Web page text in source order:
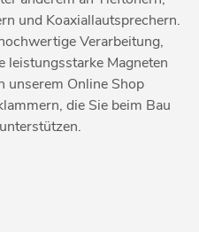
und Koaxiallautsprechern.
Verarbeitung,
Magneten
unserem Online Shop
die Sie beim Bau